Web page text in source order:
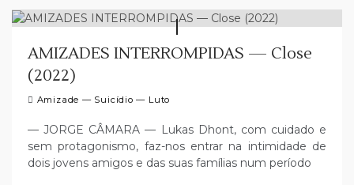
AMIZADES INTERROMPIDAS — Close
(2022)
Amizade — Suicídio — Luto
— JORGE CÂMARA — Lukas Dhont, com cuidado e
sem protagonismo, faz-nos entrar na intimidade de
dois jovens amigos e das suas famílias num período